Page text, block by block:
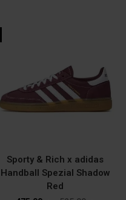
Sporty & Rich x adidas
Handball Spezial Shadow
Red